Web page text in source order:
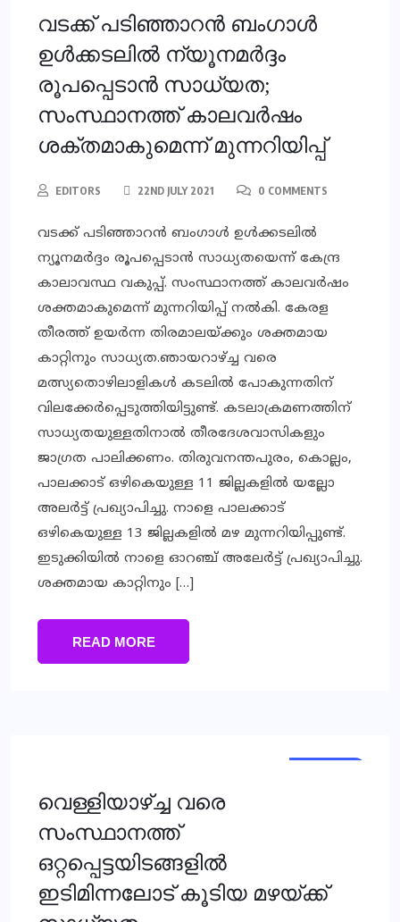
വടക്ക് പടിഞ്ഞാറൻ ബംഗാൾ
ഉൾക്കടലിൽ ന്യൂനമർദ്ദം
രൂപപ്പെടാൻ സാധ്യത;
സംസ്ഥാനത്ത് കാലവർഷം
ശക്തമാകുമെന്ന് മുന്നറിയിപ്പ്
EDITORS 22ND JULY 2021 0 COMMENTS
വടക്ക് പടിഞ്ഞാറൻ ബംഗാൾ ഉൾക്കടലിൽ
ന്യൂനമർദ്ദം രൂപപ്പെടാൻ സാധ്യതയെന്ന് കേന്ദ്ര
കാലാവസ്ഥ വകുപ്പ്. സംസ്ഥാനത്ത് കാലവർഷം
ശക്തമാകുമെന്ന് മുന്നറിയിപ്പ് നൽകി. കേരള
തീരത്ത് ഉയർന്ന തിരമാലയ്ക്കും ശക്തമായ
കാറ്റിനും സാധ്യത.ഞായറാഴ്ച്ച വരെ
മത്സ്യതൊഴിലാളികൾ കടലിൽ പോകുന്നതിന്
വിലക്കേർപ്പെടുത്തിയിട്ടുണ്ട്. കടലാക്രമണത്തിന്
സാധ്യതയുള്ളതിനാൽ തീരദേശവാസികളും
ജാഗ്രത പാലിക്കണം. തിരുവനന്തപുരം, കൊല്ലം,
പാലക്കാട് ഒഴികെയുള്ള 11 ജില്ലകളിൽ യല്ലോ
അലർട്ട് പ്രഖ്യാപിച്ചു. നാളെ പാലക്കാട്
ഒഴികെയുള്ള 13 ജില്ലകളിൽ മഴ മുന്നറിയിപ്പുണ്ട്.
ഇടുക്കിയിൽ നാളെ ഓറഞ്ച് അലേർട്ട് പ്രഖ്യാപിച്ചു.
ശക്തമായ കാറ്റിനും […]
READ MORE
വെള്ളിയാഴ്ച്ച വരെ
സംസ്ഥാനത്ത്
ഒറ്റപ്പെട്ടയിടങ്ങളില്‍
ഇടിമിന്നലോട് കൂടിയ മഴയ്ക്ക്